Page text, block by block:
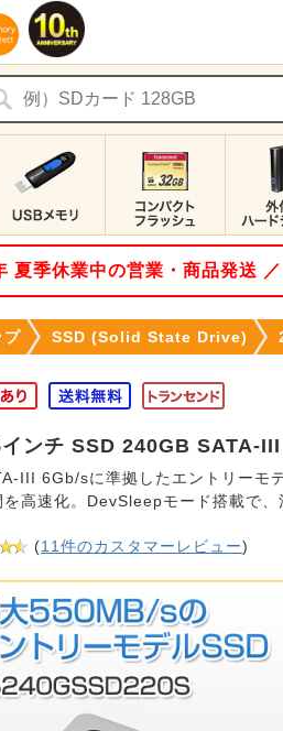
夏季休業中の営業・商品発送
プ SSD (Solid State Drive)
ンチ SSD 240GB SATA-
III 6Gb/sに準拠したエントリーモ
を高速化。DevSleepモード搭載で、
(11件のカスタマーレビュー)